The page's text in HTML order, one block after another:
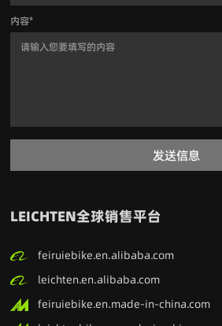
内容*
发送信息
LEICHTEN全球销售平台
feiruiebike.en.alibaba.com
leichten.en.alibaba.com
feiruiebike.en.made-in-china.com